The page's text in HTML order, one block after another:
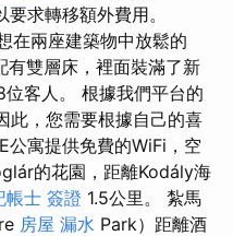
求轉移額外費用。
在兩座建築物中放鬆的
雙層床，裡面裝滿了新
客人。 根據我們平台的
此，您需要根據自己的喜
公寓提供免費的WiFi，空
的花園，距離Kodály海
帳士 簽證 1.5公里。 紮馬
房屋 漏水 Park）距離酒